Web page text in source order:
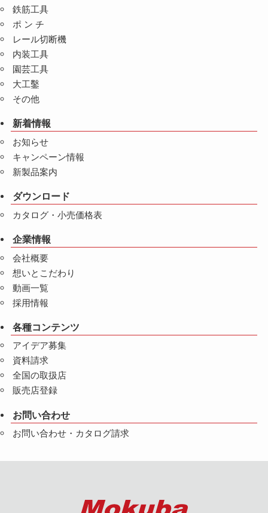
鉄筋工具
ポ ン チ
レール切断機
内装工具
園芸工具
大工鑿
その他
新着情報
お知らせ
キャンペーン情報
新製品案内
ダウンロード
カタログ・小売価格表
企業情報
会社概要
想いとこだわり
動画一覧
採用情報
各種コンテンツ
アイデア募集
資料請求
全国の取扱店
販売店登録
お問い合わせ
お問い合わせ・カタログ請求